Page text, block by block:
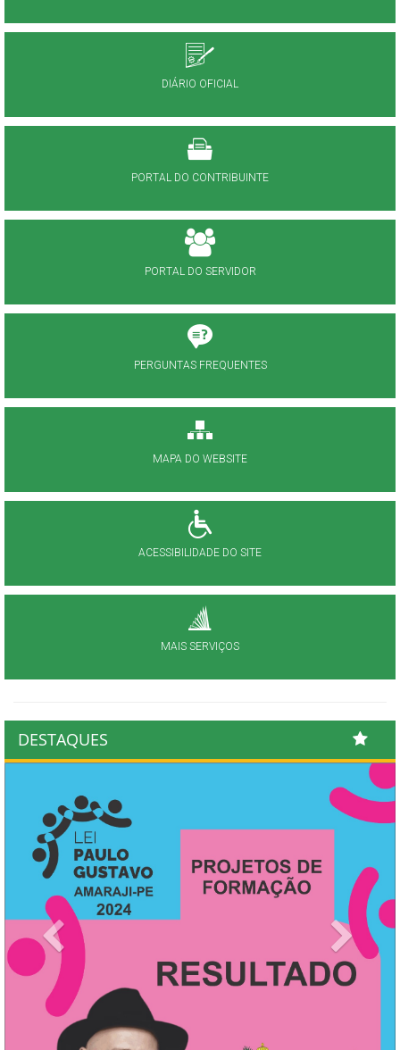
DIÁRIO OFICIAL
PORTAL DO CONTRIBUINTE
PORTAL DO SERVIDOR
PERGUNTAS FREQUENTES
MAPA DO WEBSITE
ACESSIBILIDADE DO SITE
MAIS SERVIÇOS
DESTAQUES
Previous Next